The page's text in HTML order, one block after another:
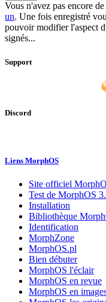
Vous n'avez pas encore
un. Une fois enregistré
pouvoir modifier l'aspect
signés...
Support
Discord
Liens MorphOS
Site officiel
Test de MorphOS
Installation
Bibliothèque
Identification
MorphZone
MorphOS.pl
Bien débuter
MorphOS l'éclair
MorphOS en revue
MorphOS en